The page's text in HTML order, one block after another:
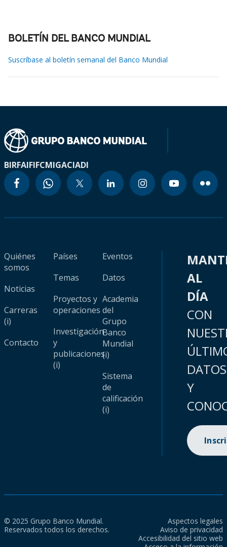
BOLETÍN DEL BANCO MUNDIAL
Suscríbase al boletín semanal del Banco Mundial
BIRFAIFIFCMIGACIADI
Quiénes
somos
Noticias
Carreras
(i)
Contacto
Países
Temas
Proyectos y
operaciones
Investigación
y
publicaciones
(i)
Eventos
Datos
Academia
del
Grupo
Banco
Mundial
(i)
Sistema
de
calificación
(i)
AL
DÍA
CON
DATOS
Y
© 2025 Grupo Banco Mundial.
Reservados todos los derechos.
Aspectos legales
Aviso de privacidad
Accesibilidad del sitio web